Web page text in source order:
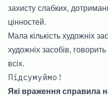
захисту слабких,
цінностей.
Мала кількість художніх
художніх засобів,
всіх.
Підсумуймо!
Які враження справила